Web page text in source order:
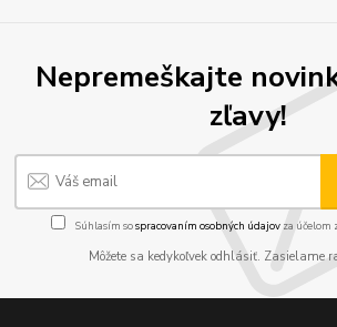
Nepremeškajte
zľavy!
Súhlasím sospracovaním osobných údajov za účelom
Môžete sa kedykoľvek odhlásiť. Zasielame